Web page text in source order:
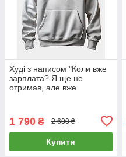
Худі з написом "Коли вже
зарплата? Я ще не
отримав, але вже
1 790 ₴ 2 600 ₴
Купити